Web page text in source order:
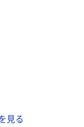
見る